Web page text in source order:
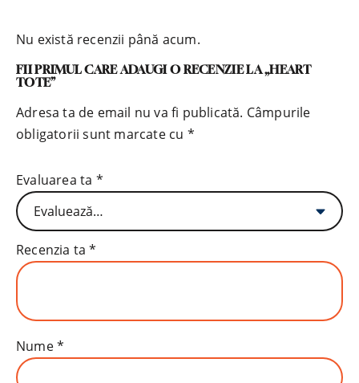
Nu există recenzii până acum.
FII PRIMUL CARE ADAUGI O RECENZIE LA „HEART
TOTE”
Adresa ta de email nu va fi publicată. Câmpurile
obligatorii sunt marcate cu *
Evaluarea ta *
Recenzia ta*
Nume*